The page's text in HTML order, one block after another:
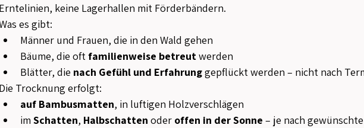
Erntelinien, keine Lagerhallen mit Förderbändern.
es gibt:
Männer und Frauen, die in den Wald gehen
Bäume, die oft familienweise betreut werden
Blätter, die nach Gefühl und Erfahrung gepflückt werden – nicht nach
Die Trocknung erfolgt:
auf Bambusmatten, in luftigen Holzverschlägen
im Schatten, Halbschatten oder offen in der Sonne – je nach